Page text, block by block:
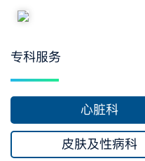
专科服务
心脏科
皮肤及性病科